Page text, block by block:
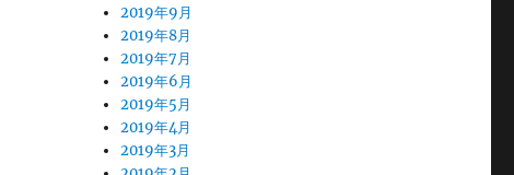
2019年9月
2019年8月
2019年7月
2019年6月
2019年5月
2019年4月
2019年3月